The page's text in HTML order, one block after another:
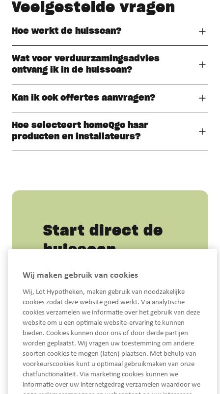
Veelgestelde vragen
Hoe werkt de huisscan?
Wat voor verduurzamingsadvies
ontvang ik in de huisscan?
Kan ik ook offertes aanvragen?
Hoe selecteert homeQgo haar
producten en installateurs?
Start direct de
huisscan
bereiden. De scan werkt direct in je
browser en is gratis te gebruiken.
Wij maken gebruik van cookies
Wij, Lot Hypotheken, maken gebruik van noodzakelijke
cookies zodat deze website goed werkt. Via analytische
cookies verzamelen we informatie over het gebruik van deze
website om u een optimale website-ervaring te kunnen
bieden. Cookies kunnen door ons of door derde partijen
worden geplaatst. Wij vragen uw toestemming om andere
soorten cookies te mogen (laten) plaatsen. Met behulp van
voorkeurscookies kunt u optimaal gebruikmaken van onze
chatfunctionaliteit. Via marketing cookies kunnen we
informatie over uw internetgedrag verzamelen waardoor we